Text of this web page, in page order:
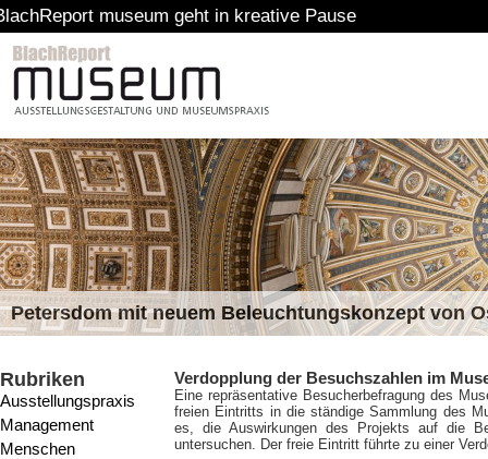
geht in kreative Pause
Petersdom mit neuem Beleuchtungskonzept von
Rubriken
Ausstellungspraxis
Management
Menschen
Verdopplung der Besuchszahlen im
Eine repräsentative Besucherbefragung des
freien Eintritts in die ständige Sammlung des
es, die Auswirkungen des Projekts auf die
untersuchen. Der freie Eintritt führte zu einer